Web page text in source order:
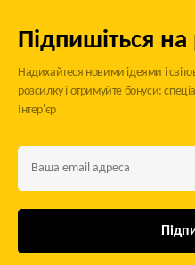
Підпишіться
Надихайтеся новими ідеями і
розсилку і отримуйте бонуси:
Інтер'єр